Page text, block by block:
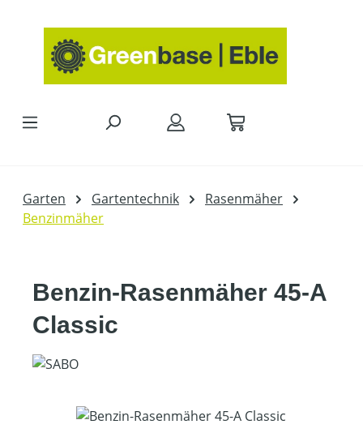
Garten Gartentechnik
Rasenmäher
Benzinmäher
Benzin-Rasenmäher 45-A
Classic
Bildergalerie überspringen